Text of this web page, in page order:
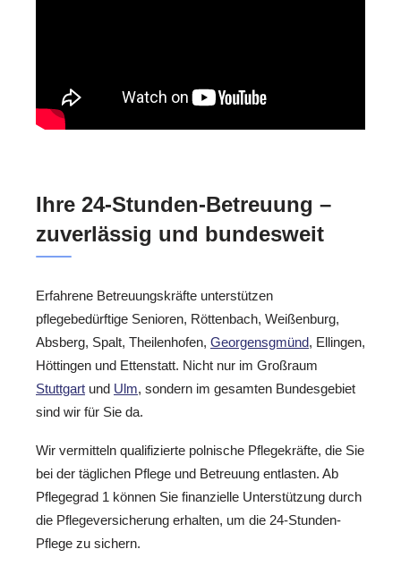
Ihre 24-Stunden-Betreuung –
zuverlässig und bundesweit
Erfahrene Betreuungskräfte unterstützen
pflegebedürftige Senioren, Röttenbach, Weißenburg,
Absberg, Spalt, Theilenhofen, Georgensgmünd, Ellingen,
Höttingen und Ettenstatt. Nicht nur im Großraum
Stuttgart und Ulm, sondern im gesamten Bundesgebiet
sind wir für Sie da.
Wir vermitteln qualifizierte polnische Pflegekräfte, die Sie
bei der täglichen Pflege und Betreuung entlasten. Ab
Pflegegrad 1 können Sie finanzielle Unterstützung durch
die Pflegeversicherung erhalten, um die 24-Stunden-
Pflege zu sichern.